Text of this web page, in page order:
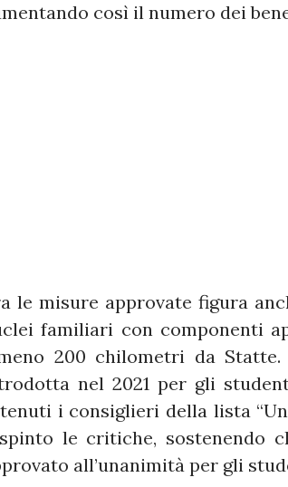
così il numero dei
le misure approvate figura
familiari con componenti
200 chilometri da Statte.
nel 2021 per gli
i consiglieri della lista
le critiche, sostenendo
all’unanimità per gli